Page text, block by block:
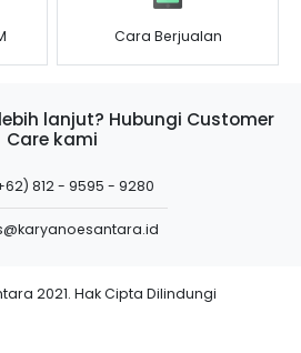
Cara Berjualan
lanjut? Hubungi Customer
Care kami
812 - 9595 - 9280
2021. Hak Cipta Dilindungi